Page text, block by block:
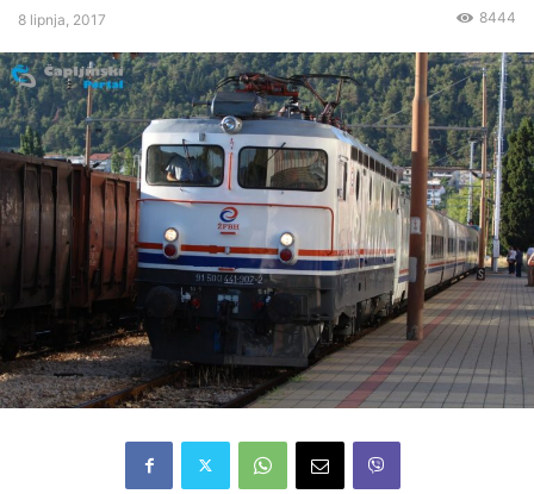
8 lipnja, 2017 8444